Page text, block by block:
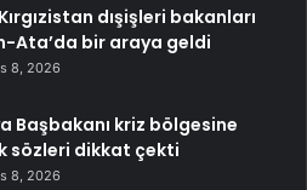
dışişleri bakanları
Ata’da bir araya geldi
8, 2026
Başbakanı kriz bölgesine
sözleri dikkat çekti
8, 2026